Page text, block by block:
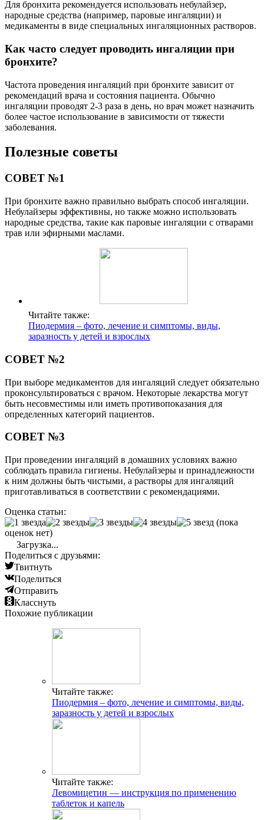
Для бронхита рекомендуется использовать небулайзер,
народные средства (например, паровые ингаляции) и
медикаменты в виде специальных ингаляционных растворов.
Как часто следует проводить ингаляции при
бронхите?
Частота проведения ингаляций при бронхите зависит от
рекомендаций врача и состояния пациента. Обычно
ингаляции проводят 2-3 раза в день, но врач может назначить
более частое использование в зависимости от тяжести
заболевания.
Полезные советы
СОВЕТ №1
При бронхите важно правильно выбрать способ ингаляции.
Небулайзеры эффективны, но также можно использовать
народные средства, такие как паровые ингаляции с отварами
трав или эфирными маслами.
Читайте также:
Пиодермия – фото, лечение и симптомы, виды,
заразность у детей и взрослых
СОВЕТ №2
При выборе медикаментов для ингаляций следует обязательно
проконсультироваться с врачом. Некоторые лекарства могут
быть несовместимы или иметь противопоказания для
определенных категорий пациентов.
СОВЕТ №3
При проведении ингаляций в домашних условиях важно
соблюдать правила гигиены. Небулайзеры и принадлежности
к ним должны быть чистыми, а растворы для ингаляций
приготавливаться в соответствии с рекомендациями.
Оценка статьи:
(пока
оценок нет)
Загрузка...
Поделиться с друзьями:
Твитнуть
Поделиться
Отправить
Класснуть
Похожие публикации
Читайте также:
Пиодермия – фото, лечение и симптомы, виды,
заразность у детей и взрослых
Читайте также:
Левомицетин — инструкция по применению
таблеток и капель